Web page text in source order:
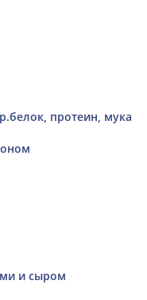
протеин, мука
и сыром